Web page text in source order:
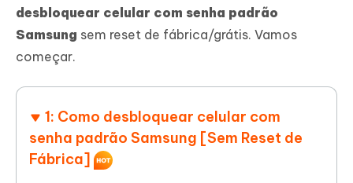
desbloquear celular com senha padrão
Samsung sem reset de fábrica/grátis. Vamos
começar.
1: Como desbloquear celular com
senha padrão Samsung [Sem Reset de
Fábrica]